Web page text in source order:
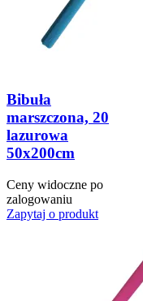
Bibuła
marszczona, 20
lazurowa
50x200cm
Ceny widoczne po
zalogowaniu
Zapytaj o produkt